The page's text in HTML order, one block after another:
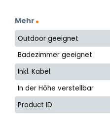
Mehr
Outdoor geeignet
Badezimmer geeignet
Inkl. Kabel
In der Höhe verstellbar
Product ID